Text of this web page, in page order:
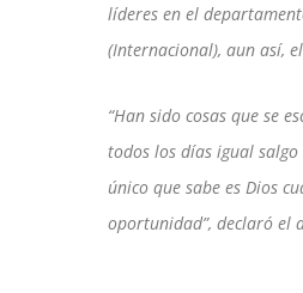
líderes en el
(Internacional), aun así,
“Han sido cosas que se
todos los días igual
único que sabe es Dios
oportunidad”, declaró el